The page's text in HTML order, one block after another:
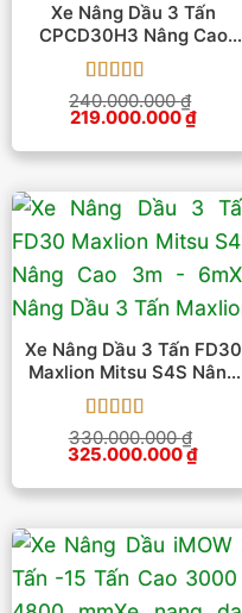
Xe Nâng Dầu 3 Tấn
CPCD30H3 Nâng Cao
3000mm-6000mm
Được xếp
hạng55 sao
240.000.000₫
Giá
là:
240.000.000 ₫.
219.000.000₫Giá
hiện
tại
là:
Xe Nâng Dầu 3 Tấn FD30
Maxlion Mitsu S4S Nâng
Cao 3m – 6m
Được xếp
hạng55 sao
330.000.000₫
Giá
là:
330.000.000 ₫.
325.000.000₫Giá
tại
là: